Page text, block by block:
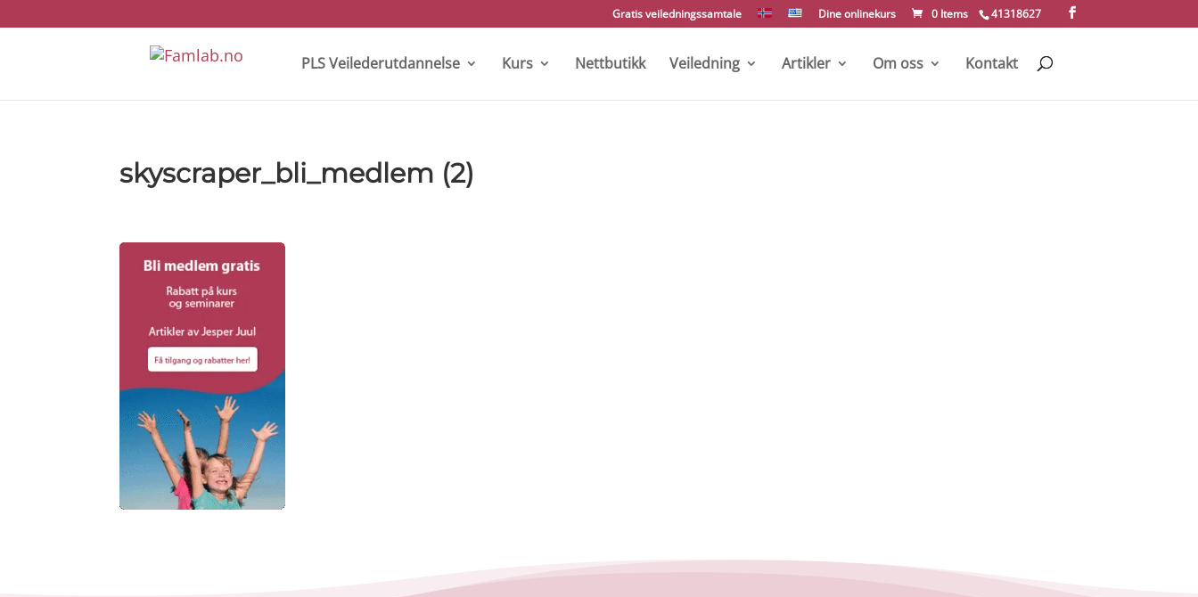
41318627
Gratis veiledningssamtale Dine onlinekurs 0 Items
PLS Veilederutdannelse Kurs Nettbutikk Veiledning Artikler Om oss Kontakt
skyscraper_bli_medlem (2)